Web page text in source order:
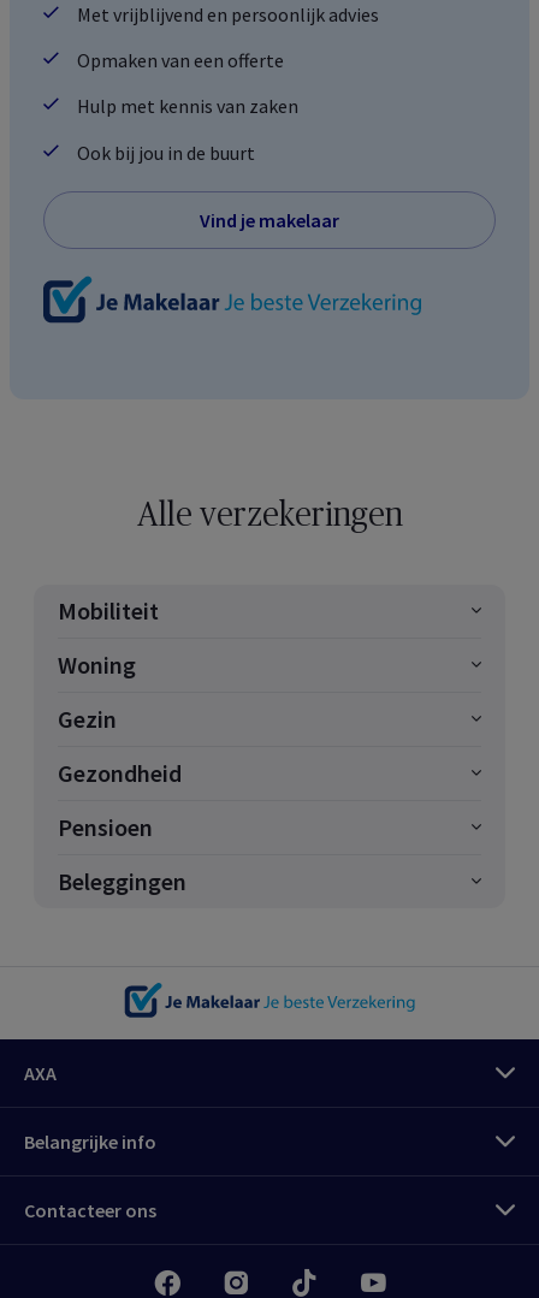
Met vrijblijvend en persoonlijk advies
Opmaken van een offerte
Hulp met kennis van zaken
Ook bij jou in de buurt
Vind je makelaar
Alle verzekeringen
Mobiliteit
Woning
Gezin
Gezondheid
Pensioen
Beleggingen
AXA
Belangrijke info
Contacteer ons